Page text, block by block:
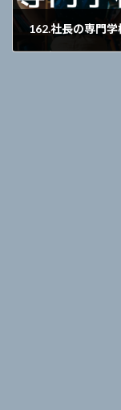
2021年10月22日